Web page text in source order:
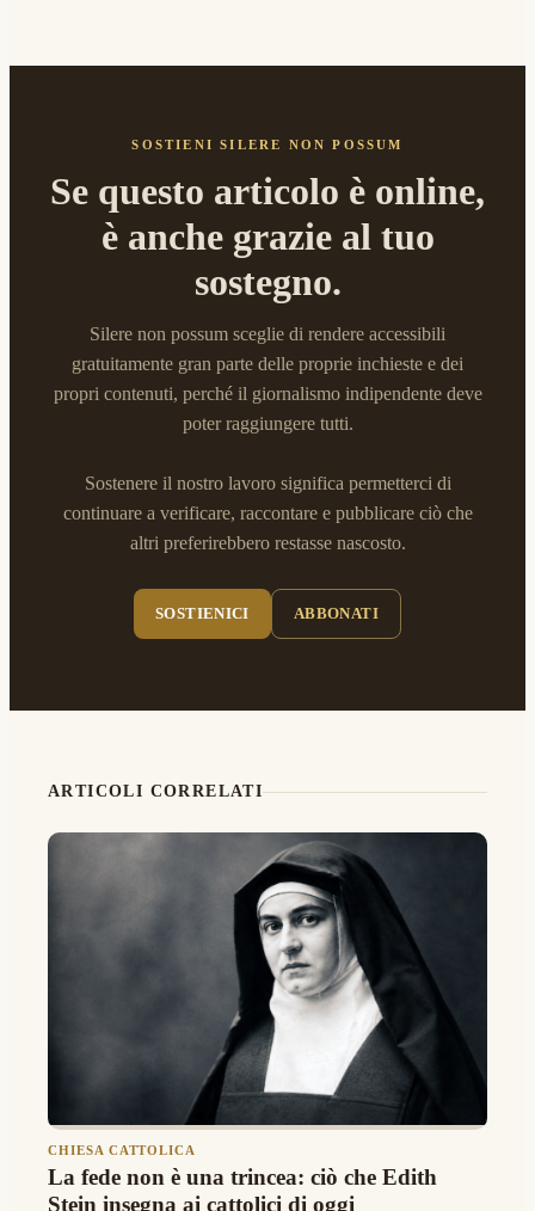
SOSTIENI SILERE NON POSSUM
Se questo articolo è online,
è anche grazie al tuo
sostegno.
Silere non possum sceglie di rendere accessibili
gratuitamente gran parte delle proprie inchieste e dei
propri contenuti, perché il giornalismo indipendente deve
poter raggiungere tutti.
Sostenere il nostro lavoro significa permetterci di
continuare a verificare, raccontare e pubblicare ciò che
altri preferirebbero restasse nascosto.
SOSTIENICI ABBONATI
ARTICOLI CORRELATI
CHIESA CATTOLICA
La fede non è una trincea: ciò che Edith
Stein insegna ai cattolici di oggi